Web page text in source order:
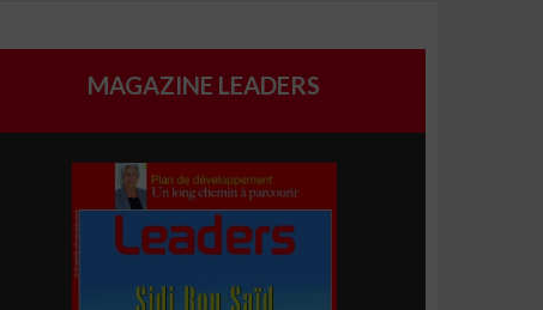
MAGAZINE LEADERS